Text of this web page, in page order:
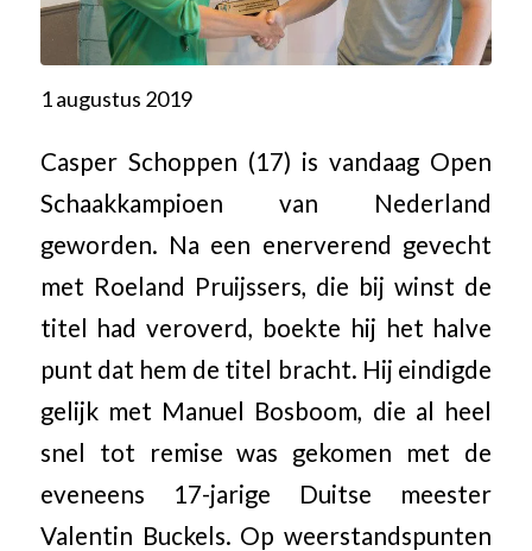
1 augustus 2019
Casper Schoppen (17) is vandaag Open
Schaakkampioen van Nederland
geworden. Na een enerverend gevecht
met Roeland Pruijssers, die bij winst de
titel had veroverd, boekte hij het halve
punt dat hem de titel bracht. Hij eindigde
gelijk met Manuel Bosboom, die al heel
snel tot remise was gekomen met de
eveneens 17-jarige Duitse meester
Valentin Buckels. Op weerstandspunten